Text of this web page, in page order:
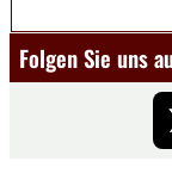
Folgen Sie uns